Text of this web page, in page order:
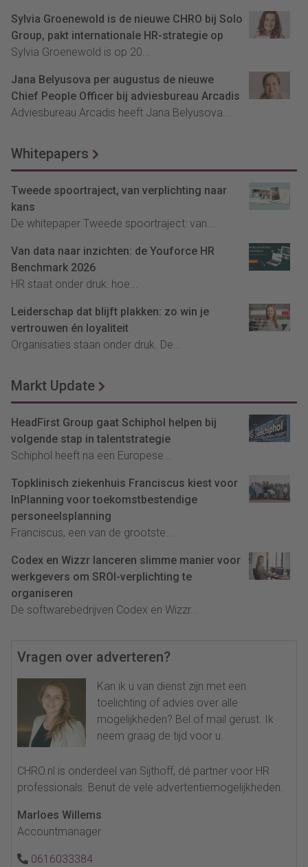
Sylvia Groenewold is de nieuwe CHRO bij Solo
Group, pakt internationale HR-strategie op
Sylvia Groenewold is op 20...
Jana Belyusova per augustus de nieuwe
Chief People Officer bij adviesbureau Arcadis
Adviesbureau Arcadis heeft Jana Belyusova...
Whitepapers
Tweede spoortraject, van verplichting naar
kans
De whitepaper Tweede spoortraject: van...
Van data naar inzichten: de Youforce HR
Benchmark 2026
HR staat onder druk: hoe...
Leiderschap dat blijft plakken: zo win je
vertrouwen én loyaliteit
Organisaties staan onder druk. De...
Markt Update
HeadFirst Group gaat Schiphol helpen bij
volgende stap in talentstrategie
Schiphol heeft na een Europese...
Topklinisch ziekenhuis Franciscus kiest voor
InPlanning voor toekomstbestendige
personeelsplanning
Franciscus, een van de grootste...
Codex en Wizzr lanceren slimme manier voor
werkgevers om SROI-verplichting te
organiseren
De softwarebedrijven Codex en Wizzr...
Vragen over adverteren?
Kan ik u van dienst zijn met een
toelichting of advies over alle
mogelijkheden? Bel of mail gerust. Ik
neem graag de tijd voor u.
CHRO.nl is onderdeel van Sijthoff, dé partner voor HR
professionals. Benut de vele advertentiemogelijkheden.
Marloes Willems
Accountmanager
0616033384